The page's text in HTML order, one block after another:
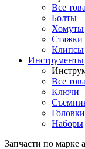
Все
Болты
Хомуты
Стяжки
Клипсы
Инструменты
Все
Ключи
Головки
Наборы
Запчасти по марке